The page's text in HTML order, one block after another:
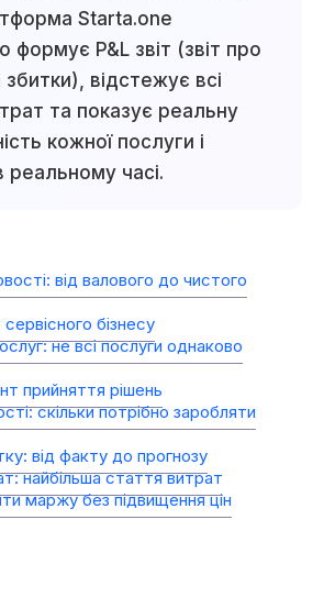
Starta.one
формує P&L звіт (звіт про
відстежує всі
та показує реальну
кожної послуги і
реальному часі.
від валового до чистого
бізнесу
не всі послуги однаково
прийняття рішень
скільки потрібно заробляти
від факту до прогнозу
найбільша стаття витрат
маржу без підвищення цін